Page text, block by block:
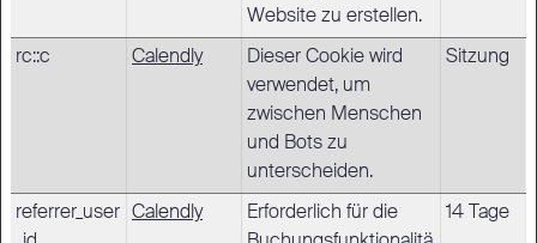
Website zu erstellen.
rc::c Calendly
Dieser Cookie wird
verwendet, um
zwischen Menschen
und Bots zu
unterscheiden.
Sitzung
referrer_user
Calendly
Erforderlich für die
14 Tage